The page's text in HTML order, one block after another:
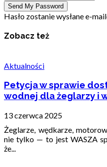
Hasło zostanie wysłane e-
Zobacz też
Aktualności
Petycja w sprawie
wodnej dla żeglarzy i
13 czerwca 2025
Żeglarze, wędkarze,
nie tylko — to jest WASZA
że...